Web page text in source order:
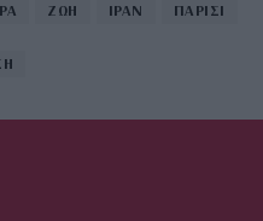
ΖΩΗ ΙΡΑΝ ΠΑΡΙΣΙ